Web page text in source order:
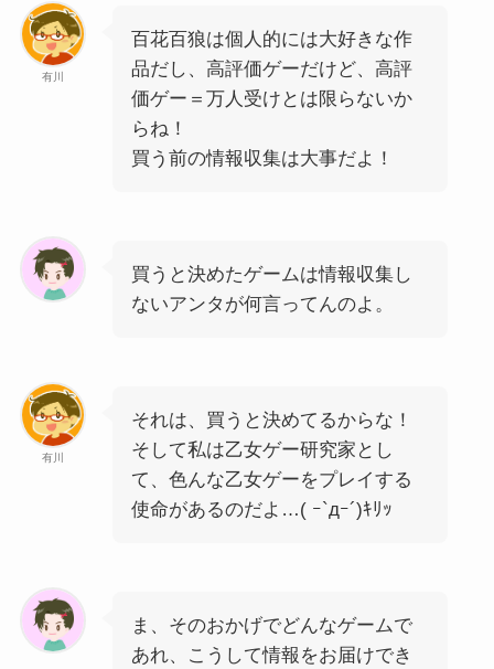
有川
百花百狼は個人的には大好きな作
品だし、高評価ゲーだけど、高評
価ゲー＝万人受けとは限らないか
らね！
買う前の情報収集は大事だよ！
買うと決めたゲームは情報収集し
ないアンタが何言ってんのよ。
有川
それは、買うと決めてるからな！
そして私は乙女ゲー研究家とし
て、色んな乙女ゲーをプレイする
使命があるのだよ…( ｰ`дｰ´)ｷﾘｯ
ま、そのおかげでどんなゲームで
あれ、こうして情報をお届けでき